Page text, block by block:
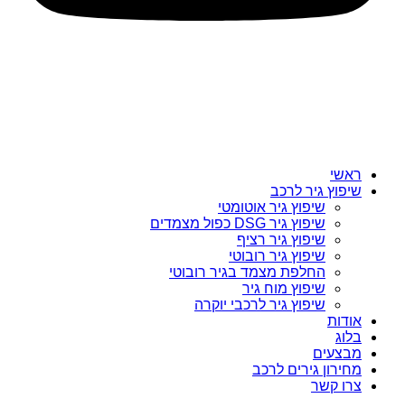
ראשי
שיפוץ גיר לרכב
שיפוץ גיר אוטומטי
שיפוץ גיר DSG כפול מצמדים
שיפוץ גיר רציף
שיפוץ גיר רובוטי
החלפת מצמד בגיר רובוטי
שיפוץ מוח גיר
שיפוץ גיר לרכבי יוקרה
אודות
בלוג
מבצעים
מחירון גירים לרכב
צרו קשר